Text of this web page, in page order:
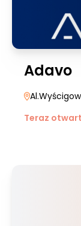
Adavo
Teraz